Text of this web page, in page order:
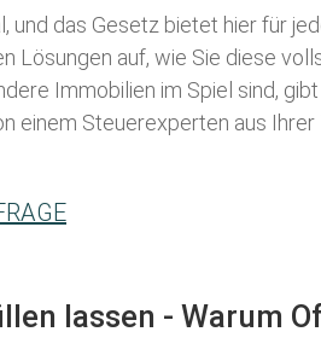
das Gesetz bietet hier für
Lösungen auf, wie Sie diese
Immobilien im Spiel sind,
einem Steuerexperten aus
lassen - Warum